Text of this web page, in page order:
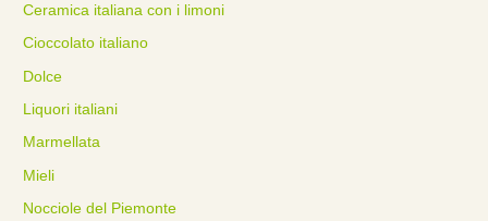
Ceramica italiana con i limoni
Cioccolato italiano
Dolce
Liquori italiani
Marmellata
Mieli
Nocciole del Piemonte